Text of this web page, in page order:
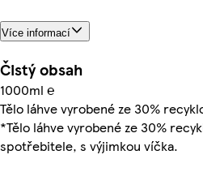
Více informací
Čistý obsah
1000ml ℮
Tělo láhve vyrobené ze 30%
*Tělo láhve vyrobené ze 30%
spotřebitele, s výjimkou víčka.